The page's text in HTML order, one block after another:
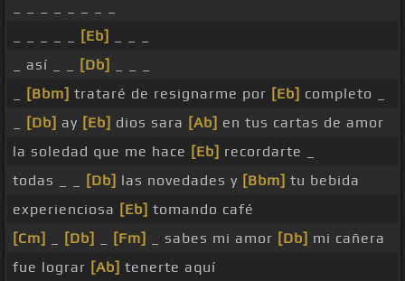
[Eb]
_ así _ _
[Db]
[Bbm] trataré de resignarme por [Eb] completo _
[Db] ay [Eb] dios sara [Ab] en tus cartas de amor
la soledad que me hace [Eb] recordarte _
todas _ _
[Db] las novedades y [Bbm] tu bebida
experienciosa [Eb] tomando café
[Cm]
[Db] [Fm] _ sabes mi amor [Db] mi cañera
fue lograr [Ab] tenerte aquí